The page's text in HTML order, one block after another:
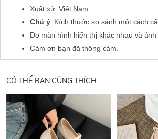
Xuất xứ: Việt Nam
Chú ý: Kích thước so sánh một cách
Do màn hình hiển thị khác nhau và
Cảm ơn bạn đã thông cảm.
CÓ THỂ BẠN CŨNG THÍCH